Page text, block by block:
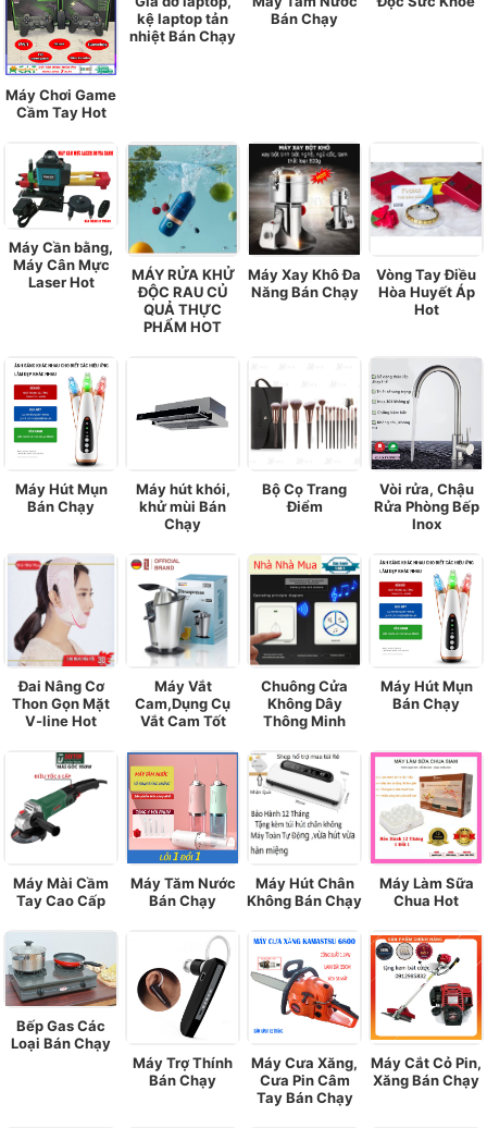
Máy Chơi Game
Cầm Tay Hot
kệ laptop tản
nhiệt Bán Chạy
Bán Chạy
Máy Cần bằng,
Máy Cân Mực
Laser Hot
MÁY RỬA KHỬ
ĐỘC RAU CỦ
QUẢ THỰC
PHẨM HOT
Máy Xay Khô Đa
Năng Bán Chạy
Vòng Tay Điều
Hòa Huyết Áp
Hot
Máy Hút Mụn
Bán Chạy
Máy hút khói,
khử mùi Bán
Chạy
Bộ Cọ Trang
Điểm
Vòi rửa, Chậu
Rửa Phòng Bếp
Inox
Đai Nâng Cơ
Thon Gọn Mặt
V-line Hot
Máy Vắt
Cam,Dụng Cụ
Vắt Cam Tốt
Chuông Cửa
Không Dây
Thông Minh
Máy Hút Mụn
Bán Chạy
Máy Mài Cầm
Tay Cao Cấp
Máy Tăm Nước
Bán Chạy
Máy Hút Chân
Không Bán Chạy
Máy Làm Sữa
Chua Hot
Bếp Gas Các
Loại Bán Chạy
Máy Trợ Thính
Bán Chạy
Máy Cưa Xăng,
Cưa Pin Câm
Tay Bán Chạy
Máy Cắt Cỏ Pin,
Xăng Bán Chạy